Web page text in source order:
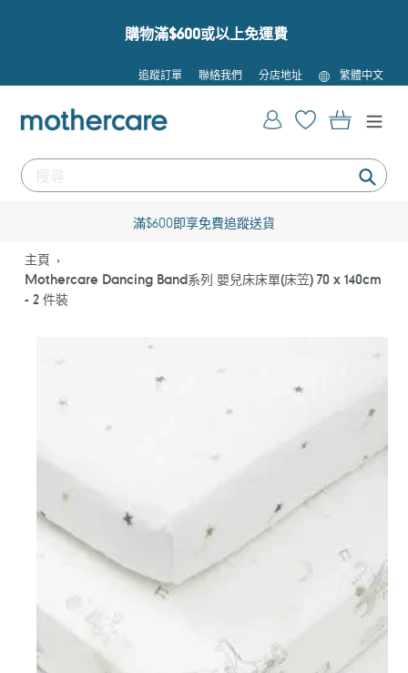
購物滿$600或以上免運費
追蹤訂單 聯絡我們 分店地址
語
言
繁體中文
提
登入 購物車
滿$600即享免費追蹤送貨
主頁
Mothercare Dancing Band系列 嬰兒床床單(床笠) 70 x 140cm
- 2 件裝